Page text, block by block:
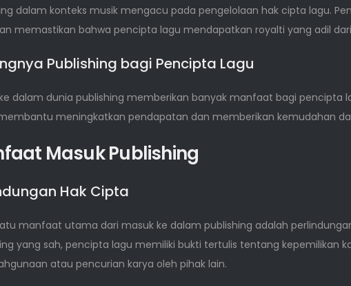
dalam konteks musik mengacu pada pengelolaan hak cipta lagu.
memastikan bahwa pencipta lagu mendapatkan royalti yang adil
Publishing bagi Pencipta Lagu
dalam dunia publishing memberikan banyak manfaat bagi pencipta
meningkatkan pendapatan dan memberikan kemudahan
Masuk Publishing
Hak Cipta
manfaat utama dari masuk ke dalam publishing adalah
yang sah, pencipta lagu memiliki bukti tertulis tentang kepemilikan
atau pencurian karya oleh pihak lain.